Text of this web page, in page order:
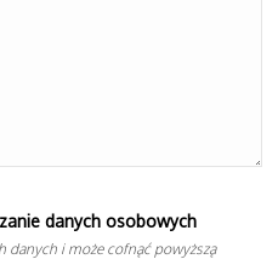
danych osobowych
danych i może cofnąć powyższą